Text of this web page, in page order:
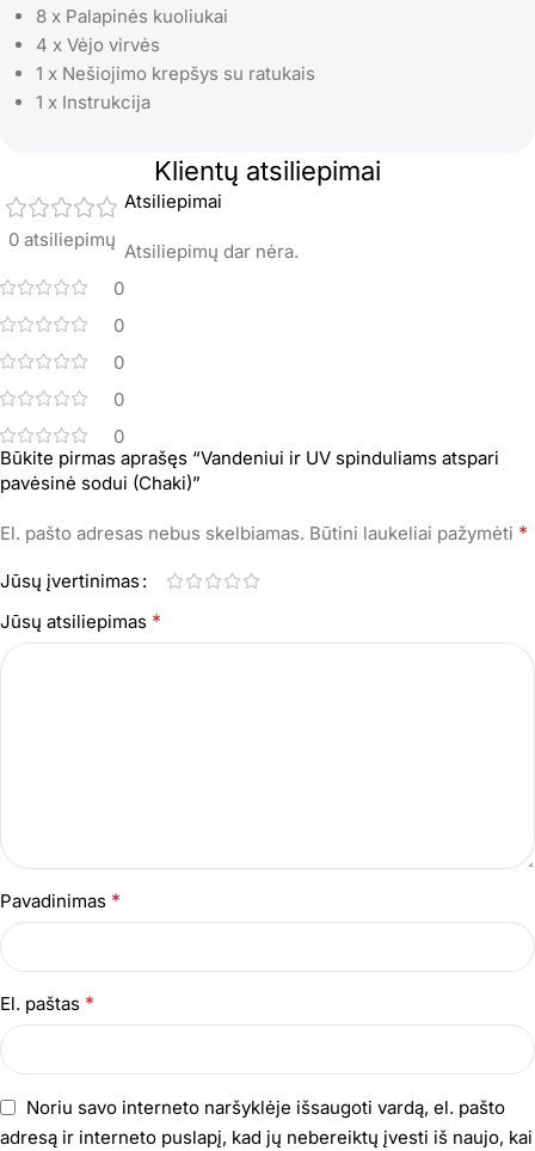
8 x Palapinės kuoliukai
4 x Vėjo virvės
1 x Nešiojimo krepšys su ratukais
1 x Instrukcija
Klientų atsiliepimai
0 atsiliepimų
0
0
0
0
0
Atsiliepimai
Atsiliepimų dar nėra.
Būkite pirmas aprašęs “Vandeniui ir UV spinduliams atspari
pavėsinė sodui (Chaki)”
El. pašto adresas nebus skelbiamas. Būtini laukeliai pažymėti *
Jūsų įvertinimas
Jūsų atsiliepimas *
Pavadinimas *
El. paštas *
Noriu savo interneto naršyklėje išsaugoti vardą, el. pašto
adresą ir interneto puslapį, kad jų nebereiktų įvesti iš naujo, kai